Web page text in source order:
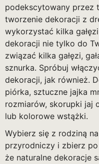
podekscytowany przez
tworzenie dekoracji z
wykorzystać kilka
dekoracji nie tylko do
związać kilka gałęzi,
sznurka. Spróbuj
dekoracji, jak również.
piórka, sztuczne jajka
rozmiarów, skorupki jaj
lub kolorowe wstążki.
Wybierz się z rodziną
przyrodniczy i zbierz po
że naturalne dekoracje